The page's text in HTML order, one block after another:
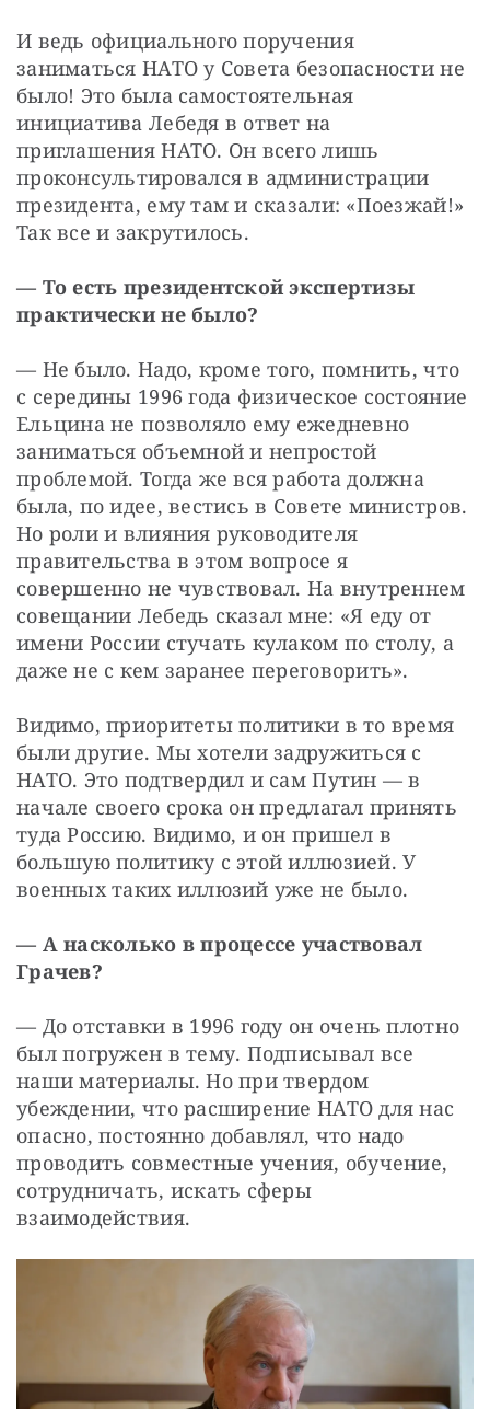
И ведь официального поручения
заниматься НАТО у Совета безопасности не
было! Это была самостоятельная
инициатива Лебедя в ответ на
приглашения НАТО. Он всего лишь
проконсультировался в администрации
президента, ему там и сказали: «Поезжай!»
Так все и закрутилось.
— То есть президентской экспертизы
практически не было?
— Не было. Надо, кроме того, помнить, что
с середины 1996 года физическое состояние
Ельцина не позволяло ему ежедневно
заниматься объемной и непростой
проблемой. Тогда же вся работа должна
была, по идее, вестись в Совете министров.
Но роли и влияния руководителя
правительства в этом вопросе я
совершенно не чувствовал. На внутреннем
совещании Лебедь сказал мне: «Я еду от
имени России стучать кулаком по столу, а
даже не с кем заранее переговорить».
Видимо, приоритеты политики в то время
были другие. Мы хотели задружиться с
НАТО. Это подтвердил и сам Путин — в
начале своего срока он предлагал принять
туда Россию. Видимо, и он пришел в
большую политику с этой иллюзией. У
военных таких иллюзий уже не было.
— А насколько в процессе участвовал
Грачев?
— До отставки в 1996 году он очень плотно
был погружен в тему. Подписывал все
наши материалы. Но при твердом
убеждении, что расширение НАТО для нас
опасно, постоянно добавлял, что надо
проводить совместные учения, обучение,
сотрудничать, искать сферы
взаимодействия.